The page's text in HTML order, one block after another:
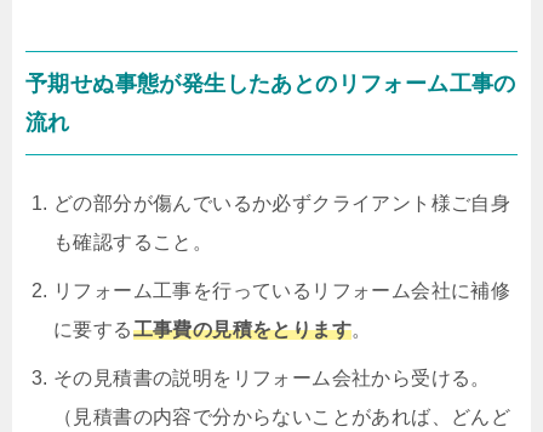
予期せぬ事態が発生したあとのリフォーム工事の
流れ
どの部分が傷んでいるか必ずクライアント様ご自身
も確認すること。
リフォーム工事を行っているリフォーム会社に補修
に要する工事費の見積をとります。
その見積書の説明をリフォーム会社から受ける。
（見積書の内容で分からないことがあれば、どんど